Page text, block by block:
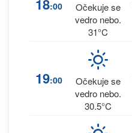
18:00
Očekuje se
vedro nebo.
31°C
19:00
Očekuje se
vedro nebo.
30.5°C